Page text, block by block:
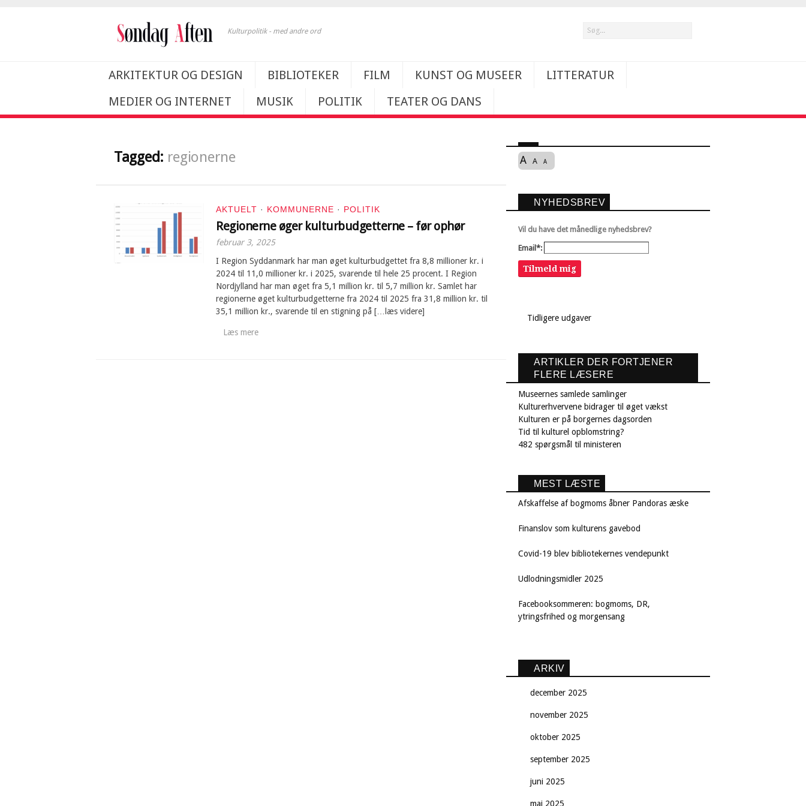
Kulturpolitik - med andre ord
ARKITEKTUR OG DESIGN BIBLIOTEKER FILM KUNST OG MUSEER
LITTERATUR
MEDIER OG INTERNET
MUSIK POLITIK TEATER OG DANS
Tagged: regionerne
AKTUELT · KOMMUNERNE · POLITIK
Regionerne øger kulturbudgetterne – før ophør
februar 3, 2025
I Region Syddanmark har man øget kulturbudgettet fra 8,8 millioner kr. i
2024 til 11,0 millioner kr. i 2025, svarende til hele 25 procent. I Region
Nordjylland har man øget fra 5,1 million kr. til 5,7 million kr. Samlet har
regionerne øget kulturbudgetterne fra 2024 til 2025 fra 31,8 million kr. til
35,1 million kr., svarende til en stigning på […læs videre]
Læs mere
A A A
NYHEDSBREV
Vil du have det månedlige nyhedsbrev?
Email*:
Tilmeld mig
Tidligere udgaver
ARTIKLER DER FORTJENER
FLERE LÆSERE
Museernes samlede samlinger
Kulturerhvervene bidrager til øget vækst
Kulturen er på borgernes dagsorden
Tid til kulturel opblomstring?
482 spørgsmål til ministeren
MEST LÆSTE
Afskaffelse af bogmoms åbner Pandoras æske
Finanslov som kulturens gavebod
Covid-19 blev bibliotekernes vendepunkt
Udlodningsmidler 2025
Facebooksommeren: bogmoms, DR,
ytringsfrihed og morgensang
ARKIV
december 2025
november 2025
oktober 2025
september 2025
juni 2025
maj 2025